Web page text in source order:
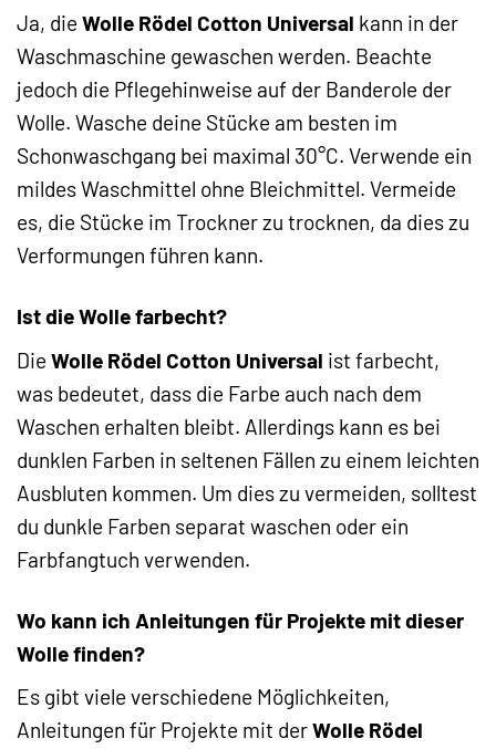
Ja, die Wolle Rödel Cotton Universal kann in der
Waschmaschine gewaschen werden. Beachte
jedoch die Pflegehinweise auf der Banderole der
Wolle. Wasche deine Stücke am besten im
Schonwaschgang bei maximal 30°C. Verwende ein
mildes Waschmittel ohne Bleichmittel. Vermeide
es, die Stücke im Trockner zu trocknen, da dies zu
Verformungen führen kann.
Ist die Wolle farbecht?
Die Wolle Rödel Cotton Universal ist farbecht,
was bedeutet, dass die Farbe auch nach dem
Waschen erhalten bleibt. Allerdings kann es bei
dunklen Farben in seltenen Fällen zu einem leichten
Ausbluten kommen. Um dies zu vermeiden, solltest
du dunkle Farben separat waschen oder ein
Farbfangtuch verwenden.
Wo kann ich Anleitungen für Projekte mit dieser
Wolle finden?
Es gibt viele verschiedene Möglichkeiten,
Anleitungen für Projekte mit derWolle Rödel